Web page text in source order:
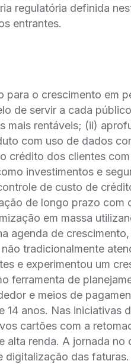
regulatória definida
entrantes.
para o crescimento em
de servir a cada
mais rentáveis; (ii)
com uso de dados
crédito dos clientes
investimentos e
de custo de
de longo prazo com
em massa
agenda de
tradicionalmente
e experimentou um
ferramenta de
e meios de
14 anos. Nas iniciativas
cartões com a
alta renda. A jornada no
digitalização das faturas.